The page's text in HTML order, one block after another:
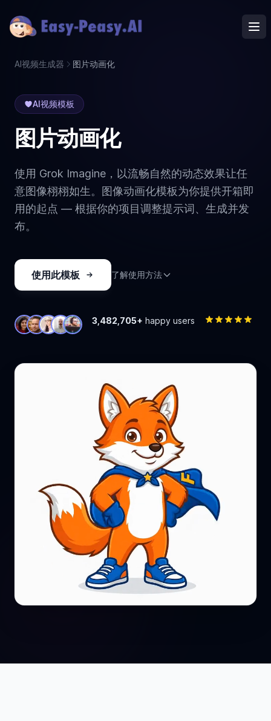
AI视频生成器 图片动画化
AI视频模板
图片动画化
使用 Grok Imagine，以流畅自然的动态效果让任
意图像栩栩如生。图像动画化模板为你提供开箱即
用的起点 — 根据你的项目调整提示词、生成并发
布。
使用此模板 了解使用方法
3,482,705+ happy users